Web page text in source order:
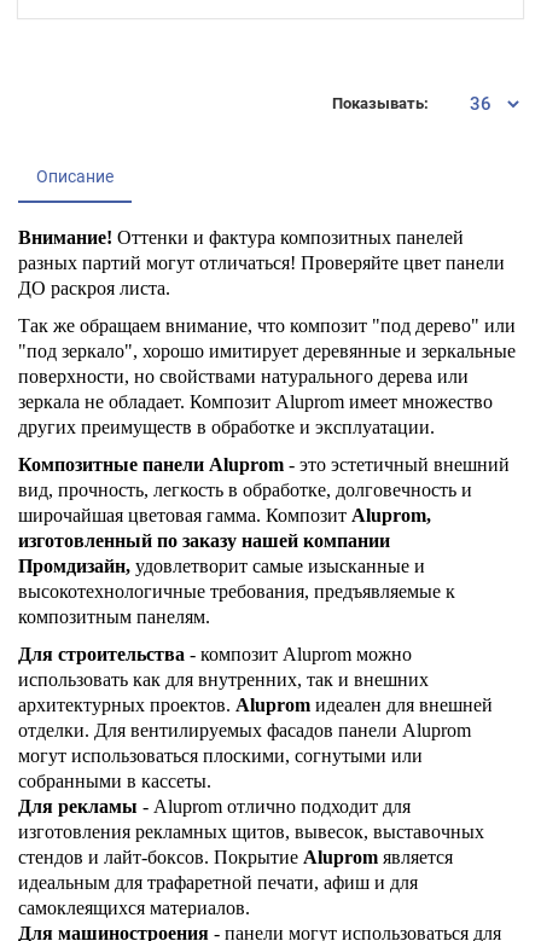
Показывать:
Описание
Внимание! Оттенки и фактура композитных панелей
разных партий могут отличаться! Проверяйте цвет панели
ДО раскроя листа.
Так же обращаем внимание, что композит "под дерево" или
"под зеркало", хорошо имитирует деревянные и зеркальные
поверхности, но свойствами натурального дерева или
зеркала не обладает. Композит Aluprom имеет множество
других преимуществ в обработке и эксплуатации.
Композитные панели Aluprom - это эстетичный внешний
вид, прочность, легкость в обработке, долговечность и
широчайшая цветовая гамма. Композит Aluprom,
изготовленный по заказу нашей компании
Промдизайн, удовлетворит самые изысканные и
высокотехнологичные требования, предъявляемые к
композитным панелям.
Для строительства - композит Aluprom можно
использовать как для внутренних, так и внешних
архитектурных проектов. Aluprom идеален для внешней
отделки. Для вентилируемых фасадов панели Aluprom
могут использоваться плоскими, согнутыми или
собранными в кассеты.
Для рекламы - Aluprom отлично подходит для
изготовления рекламных щитов, вывесок, выставочных
стендов и лайт-боксов. Покрытие Aluprom является
идеальным для трафаретной печати, афиш и для
самоклеящихся материалов.
Для машиностроения - панели могут использоваться для